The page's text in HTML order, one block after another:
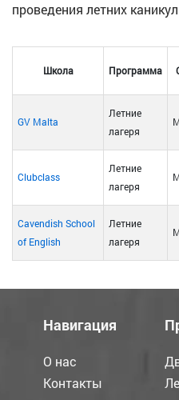
проведения летних
Школа Программа
GV Malta
Летние
лагеря
Clubclass
Летние
лагеря
Cavendish School
of English
Летние
лагеря
Навигация
О нас
Контакты